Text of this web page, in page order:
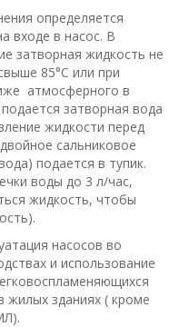
определяется
входе в насос. В
затворная жидкость не
85°С или при
атмосферного в
затворная вода
жидкости перед
сальниковое
подается в тупик.
воды до 3 л/час,
жидкость, чтобы
насосов во
и использование
зданиях ( кроме